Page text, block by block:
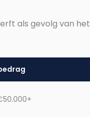
als gevolg van het